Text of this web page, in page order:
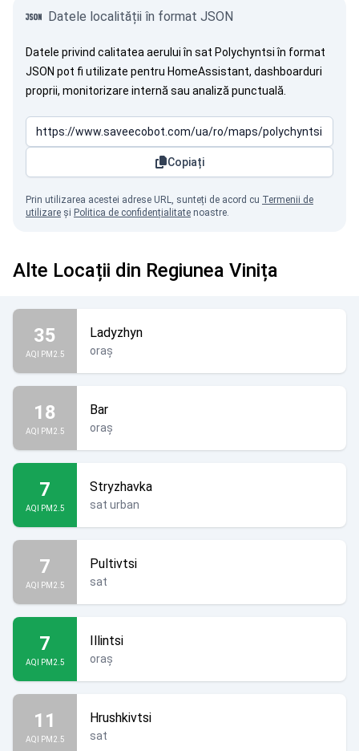
Datele localității în format JSON
Datele privind calitatea aerului în sat Polychyntsi în format
JSON pot fi utilizate pentru HomeAssistant, dashboarduri
proprii, monitorizare internă sau analiză punctuală.
Copiați
Prin utilizarea acestei adrese URL, sunteți de acord cu Termenii de
utilizare și Politica de confidențialitate noastre.
Alte Locații din Regiunea Vinița
35
AQI PM2.5
Ladyzhyn
oraș
18
AQI PM2.5
Bar
oraș
7
AQI PM2.5
Stryzhavka
sat urban
7
AQI PM2.5
Pultivtsi
sat
7
AQI PM2.5
Illintsi
oraș
11
AQI PM2.5
Hrushkivtsi
sat